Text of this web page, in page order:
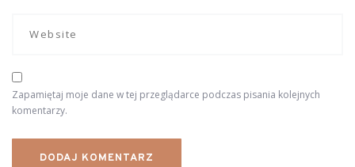
Zapamiętaj moje dane w tej przeglądarce podczas pisania kolejnych
komentarzy.